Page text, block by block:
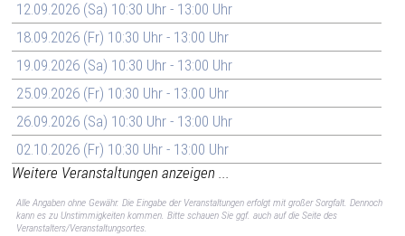
12.09.2026 (Sa) 10:30 Uhr - 13:00 Uhr
18.09.2026 (Fr) 10:30 Uhr - 13:00 Uhr
19.09.2026 (Sa) 10:30 Uhr - 13:00 Uhr
25.09.2026 (Fr) 10:30 Uhr - 13:00 Uhr
26.09.2026 (Sa) 10:30 Uhr - 13:00 Uhr
02.10.2026 (Fr) 10:30 Uhr - 13:00 Uhr
Weitere Veranstaltungen anzeigen ...
Alle Angaben ohne Gewähr. Die Eingabe der Veranstaltungen erfolgt mit großer Sorgfalt. Dennoch
kann es zu Unstimmigkeiten kommen. Bitte schauen Sie ggf. auch auf die Seite des
Veranstalters/Veranstaltungsortes.